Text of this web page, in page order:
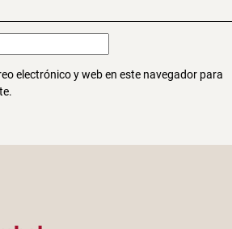
electrónico y web en este navegador para